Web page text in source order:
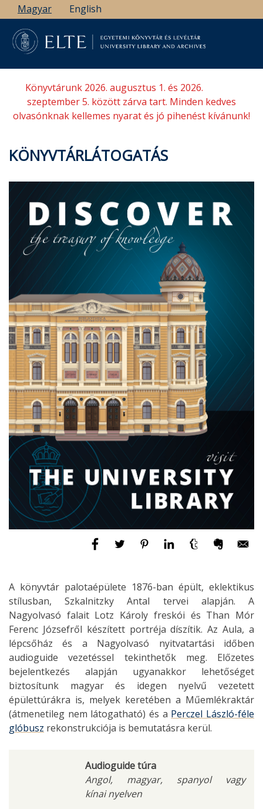
Ugrás
a
tartalomra
Magyar English
Könyvtárunk 2026. augusztus 1. és 2026.
szeptember 5. között zárva tart. Minden kedves
olvasónknak kellemes nyarat és jó pihenést kívánunk!
KÖNYVTÁRLÁTOGATÁS
A könyvtár palotaépülete 1876-ban épült, eklektikus
stílusban, Szkalnitzky Antal tervei alapján. A
Nagyolvasó falait Lotz Károly freskói és Than Mór
Ferenc Józsefről készített portréja díszítik. Az Aula, a
lépcsőház és a Nagyolvasó nyitvatartási időben
audioguide vezetéssel tekinthetők meg. Előzetes
bejelentkezés alapján ugyanakkor lehetőséget
biztosítunk magyar és idegen nyelvű vezetett
épülettúrákra is, melyek keretében a Műemlékraktár
(átmenetileg nem látogatható) és a Perczel László-féle
glóbusz rekonstrukciója is bemutatásra kerül.
Audioguide túra
Angol, magyar, spanyol vagy
kínai nyelven